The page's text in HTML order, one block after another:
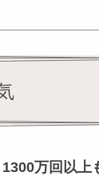
1300万回以上